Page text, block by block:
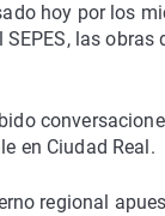
hoy por los
las
en Ciudad Real.
regional